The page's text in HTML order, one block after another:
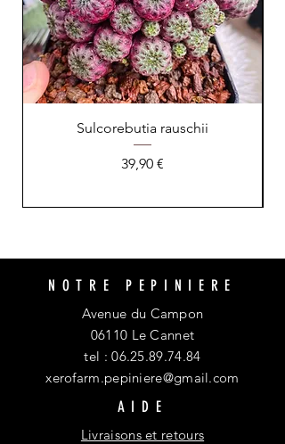
Sulcorebutia rauschii
Prix
39,90 €
NOTRE PEPINIERE
Avenue du Campon
06110 Le Cannet
tel :06.25.89.74.84
xerofarm.pepiniere@gmail.com
AIDE
Livraisons et retours